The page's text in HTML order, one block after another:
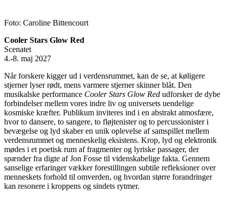
Foto: Caroline Bittencourt
Cooler Stars Glow Red
Scenatet
4.-8. maj 2027
Når forskere kigger ud i verdensrummet, kan de se, at køligere
stjerner lyser rødt, mens varmere stjerner skinner blåt. Den
musikalske performance Cooler Stars Glow Red udforsker de dybe
forbindelser mellem vores indre liv og universets uendelige
kosmiske kræfter. Publikum inviteres ind i en abstrakt atmosfære,
hvor to dansere, to sangere, to fløjtenister og to percussionister i
bevægelse og lyd skaber en unik oplevelse af samspillet mellem
verdensrummet og menneskelig eksistens. Krop, lyd og elektronik
mødes i et poetisk rum af fragmenter og lyriske passager, der
spænder fra digte af Jon Fosse til videnskabelige fakta. Gennem
sanselige erfaringer vækker forestillingen subtile refleksioner over
menneskets forhold til omverden, og hvordan større forandringer
kan resonere i kroppens og sindets rytmer.